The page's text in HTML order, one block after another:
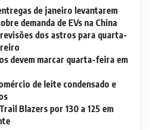
de janeiro levantarem
demanda de EVs na China
dos astros para quarta-
devem marcar quarta-feira em
de leite condensado e
Blazers por 130 a 125 em